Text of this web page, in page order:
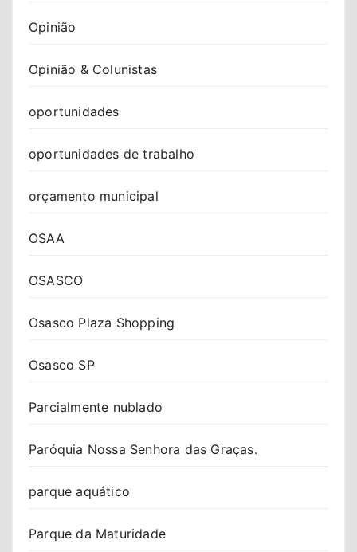
Opinião
Opinião & Colunistas
oportunidades
oportunidades de trabalho
orçamento municipal
OSAA
OSASCO
Osasco Plaza Shopping
Osasco SP
Parcialmente nublado
Paróquia Nossa Senhora das Graças.
parque aquático
Parque da Maturidade